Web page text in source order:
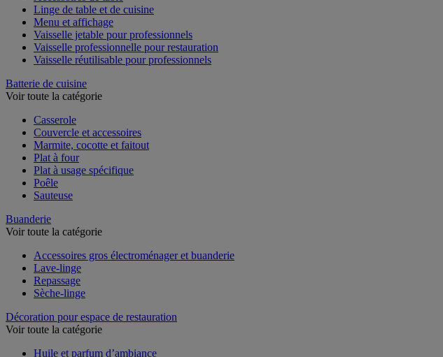
Accessoires de table
Linge de table et de cuisine
Menu et affichage
Vaisselle jetable pour professionnels
Vaisselle professionnelle pour restauration
Batterie de cuisine
Casserole
Couvercle et accessoires
Marmite, cocotte et faitout
Plat à four
Plat à usage spécifique
Poêle
Buanderie
Accessoires gros électroménager et buanderie
Lave-linge
Repassage
Décoration pour espace de restauration